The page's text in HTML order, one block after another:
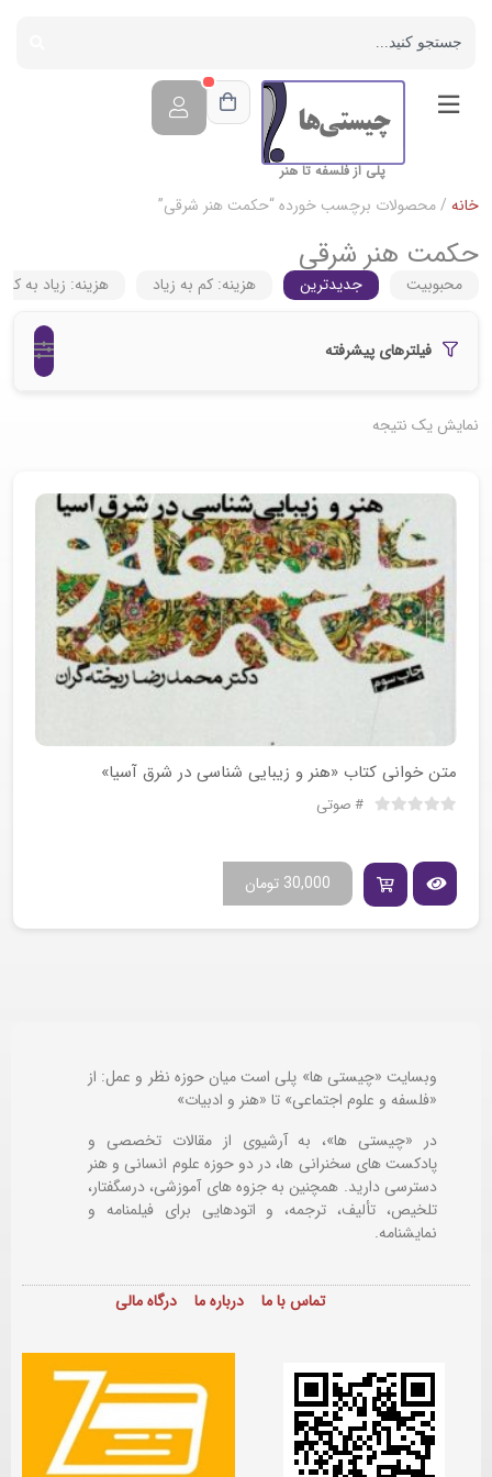
پلی از فلسفه تا هنر
خانه / محصولات برچسب خورده “حکمت هنر شرقی”
حکمت هنر شرقی
محبوبیت جدیدترین هزینه: کم به زیاد هزینه: زیاد به کم
فیلترهای پیشرفته
نمایش یک نتیجه
متن خوانی کتاب «هنر و زیبایی شناسی در شرق آسیا»
صوتی
تومان 30,000
وبسایت «چیستی ها» پلی است میان حوزه نظر و عمل: از
«فلسفه و علوم اجتماعی» تا «هنر و ادبیات»
در «چیستی ها»، به آرشیوی از مقالات تخصصی و
پادکست های سخنرانی ها، در دو حوزه علوم انسانی و هنر
دسترسی دارید. همچنین به جزوه های آموزشی، درسگفتار،
تلخیص، تألیف، ترجمه، و اتودهایی برایفیلمنامه و
نمایشنامه.
تماس با ما درباره ما درگاه مالی